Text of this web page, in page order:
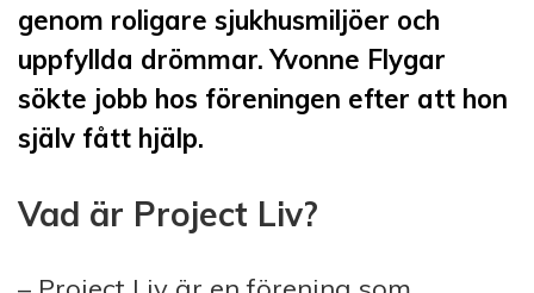
genom roligare sjukhusmiljöer och
uppfyllda drömmar. Yvonne Flygar
sökte jobb hos föreningen efter att hon
själv fått hjälp.
Vad är Project Liv?